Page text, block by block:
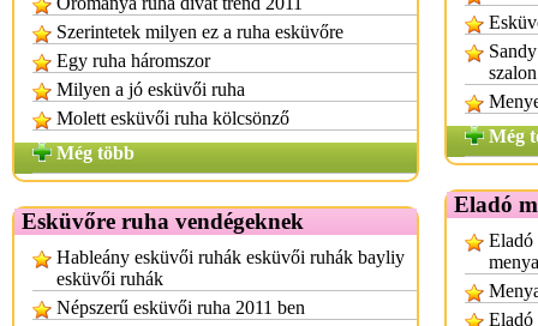
Szerintetek milyen ez a ruha esküvőre
Egy ruha háromszor
Milyen a jó esküvői ruha
Molett esküvői ruha kölcsönző
Még több
Esküvőre ruha vendégeknek
Hableány esküvői ruhák esküvői ruhák bayliy
esküvői ruhák
Népszerű esküvői ruha 2011 ben
Még
Eladó
Eladó
Eladó